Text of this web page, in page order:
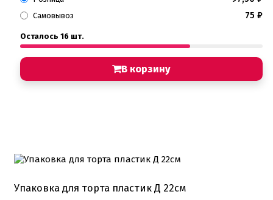
Самовывоз 75 ₽
Осталось 16 шт.
В корзину
Упаковка для торта пластик Д 22см